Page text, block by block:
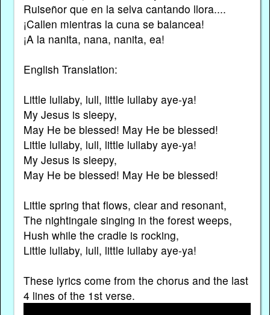
Ruiseñor que en la selva cantando llora....
¡Callen mientras la cuna se balancea!
¡A la nanita, nana, nanita, ea!
English Translation:
Little lullaby, lull, little lullaby aye-ya!
My Jesus is sleepy,
May He be blessed! May He be blessed!
Little lullaby, lull, little lullaby aye-ya!
My Jesus is sleepy,
May He be blessed! May He be blessed!
Little spring that flows, clear and resonant,
The nightingale singing in the forest weeps,
Hush while the cradle is rocking,
Little lullaby, lull, little lullaby aye-ya!
These lyrics come from the chorus and the last
4 lines of the 1st verse.